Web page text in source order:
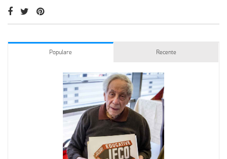
Populare Recente